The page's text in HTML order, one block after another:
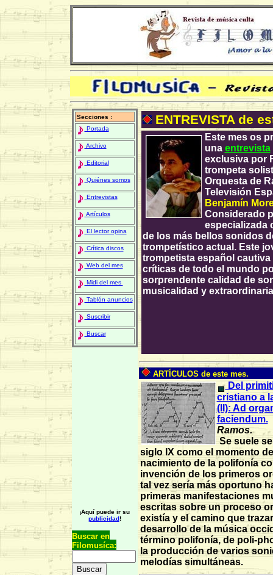
Secciones :
Portada
Archivo
Editorial
Quiénes somos
Entrevistas
Artículos
El lector opina
Crítica discos
Web del mes
Midi del mes
Tablón anuncios
Suscribir
Buscar
¡Aquí puede ir su
publicidad!
Buscar en
Filomusíca:
ENTREVISTA de
Este mes os
una entrevista
exclusiva por
trompeta
Orquesta de
Televisión
Benjamín
Considerado
especializada
de los más bellos sonidos
trompetístico actual. Este
trompetista español
críticas de todo el mundo
sorprendente calidad de
musicalidad y
ARTÍCULOS de este mes.
Del
cristiano a
(II): Ad
faciendum.
Ramos.
Se suele
siglo IX como el momento
nacimiento de la polifonía
invención de los primeros
tal vez sería más oportuno
primeras manifestaciones
escritas sobre un proceso
existía y el camino que
desarrollo de la música
término polifonía, de poli-
la producción de varios
melodías simultáneas.